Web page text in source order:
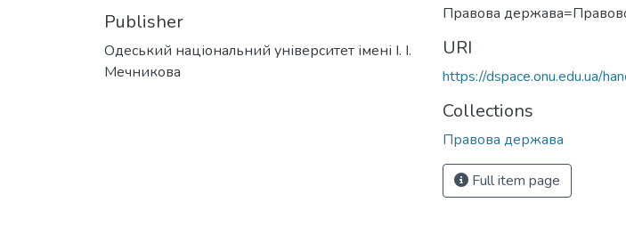
Publisher
Одеський національний університет імені І. І.
Мечникова
Правова
URI
https://dspace.onu.edu.ua/
Collections
Правова держава
Full item page